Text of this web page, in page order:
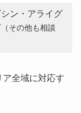
ン・アライグ
（その他も相談
全域に対応す